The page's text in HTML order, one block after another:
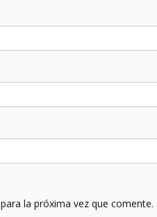
la próxima vez que comente.